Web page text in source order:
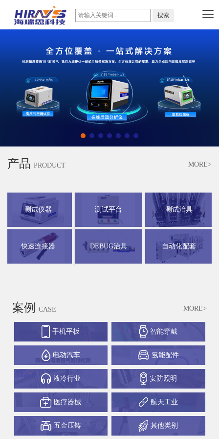
产品 PRODUCT MORE>
测试仪器 测试平台 测试治具
快速连接器 DEBUG治具 自动化配套
案例 CASE MORE>
手机平板 智能穿戴
电动汽车 氢能配件
液冷行业 安防照明
医疗器械 航天工业
五金压铸 其他类别